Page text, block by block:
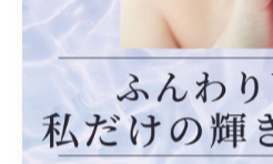
がポイントです。塗りやすさや
イルでも失敗しにくい設計が
ネイルホリック一覧から